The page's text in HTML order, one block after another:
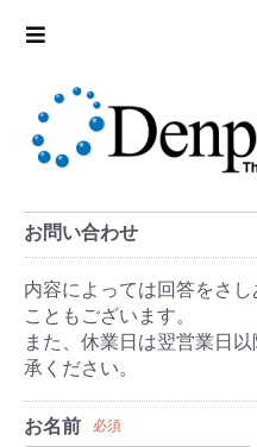
お問い合わせ
内容によっては回答をさ
こともございます。
また、休業日は翌営業日
承ください。
お名前 必須